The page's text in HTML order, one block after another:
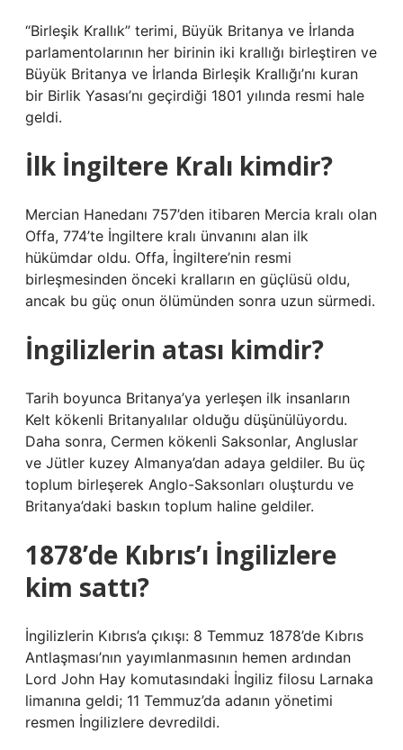
“Birleşik Krallık” terimi, Büyük Britanya ve İrlanda
parlamentolarının her birinin iki krallığı birleştiren ve
Büyük Britanya ve İrlanda Birleşik Krallığı’nı kuran
bir Birlik Yasası’nı geçirdiği 1801 yılında resmi hale
geldi.
İlk İngiltere Kralı kimdir?
Mercian Hanedanı 757’den itibaren Mercia kralı olan
Offa, 774’te İngiltere kralı ünvanını alan ilk
hükümdar oldu. Offa, İngiltere’nin resmi
birleşmesinden önceki kralların en güçlüsü oldu,
ancak bu güç onun ölümünden sonra uzun sürmedi.
İngilizlerin atası kimdir?
Tarih boyunca Britanya’ya yerleşen ilk insanların
Kelt kökenli Britanyalılar olduğu düşünülüyordu.
Daha sonra, Cermen kökenli Saksonlar, Angluslar
ve Jütler kuzey Almanya’dan adaya geldiler. Bu üç
toplum birleşerek Anglo-Saksonları oluşturdu ve
Britanya’daki baskın toplum haline geldiler.
1878’de Kıbrıs’ı İngilizlere
kim sattı?
İngilizlerin Kıbrıs’a çıkışı: 8 Temmuz 1878’de Kıbrıs
Antlaşması’nın yayımlanmasının hemen ardından
Lord John Hay komutasındaki İngiliz filosu Larnaka
limanına geldi; 11 Temmuz’da adanın yönetimi
resmen İngilizlere devredildi.